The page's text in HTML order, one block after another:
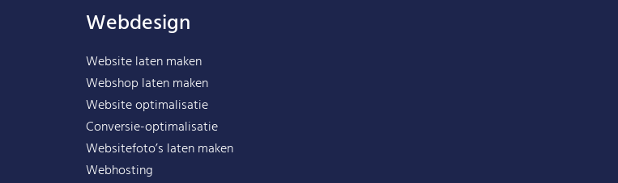
Webdesign
Website laten maken
Webshop laten maken
Website optimalisatie
Conversie-optimalisatie
Websitefoto’s laten maken
Webhosting